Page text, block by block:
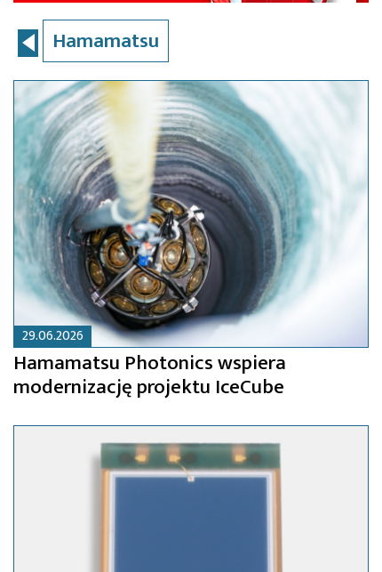
Hamamatsu
29.06.2026
Hamamatsu Photonics wspiera
modernizację projektu IceCube